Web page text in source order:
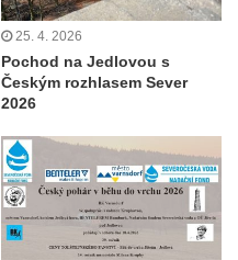
25. 4. 2026
Pochod na Jedlovou s
Českým rozhlasem Sever
2026